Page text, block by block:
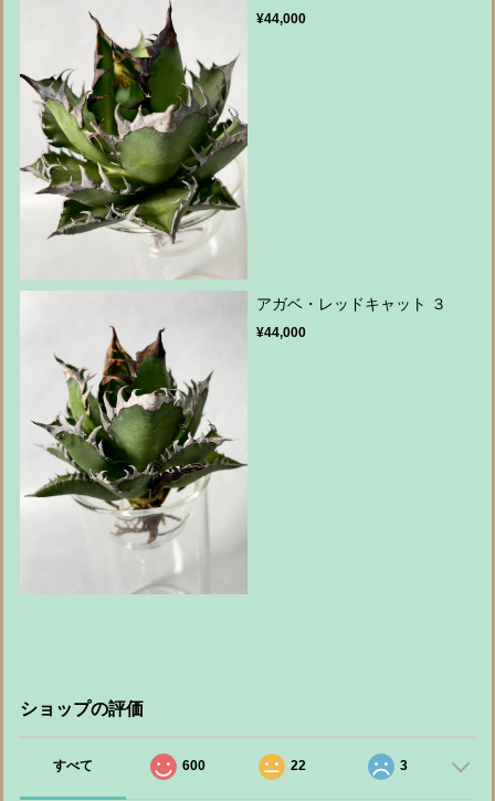
¥44,000
アガベ・レッドキャット ３
¥44,000
ショップの評価
すべて 600 22 3